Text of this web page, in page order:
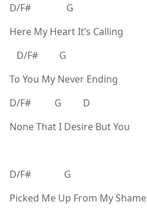
D/F# G
Here My Heart It’s Calling
D/F# G
To You My Never Ending
D/F# G D
None That I Desire But You
D/F# G
Picked Me Up From My Shame